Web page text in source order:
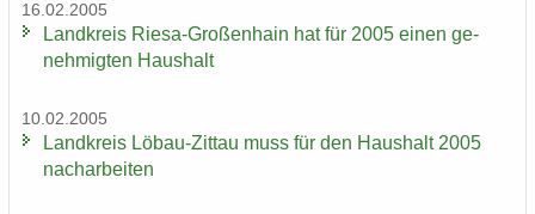
16.02.2005
Land­kreis Riesa-​Großenhain hat für 2005 einen ge­
neh­mig­ten Haus­halt
10.02.2005
Land­kreis Löbau-​Zittau muss für den Haus­halt 2005
nach­ar­bei­ten